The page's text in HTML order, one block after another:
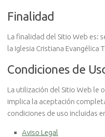
Finalidad
La finalidad del Sitio Web es:
la Iglesia Cristiana Evangélica
Condiciones de
La utilización del Sitio Web le
implica la aceptación
condiciones de uso incluidas
Aviso Legal